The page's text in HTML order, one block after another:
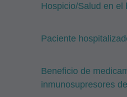
Hospicio/Salud en el
Paciente
Beneficio de
inmunosupresores